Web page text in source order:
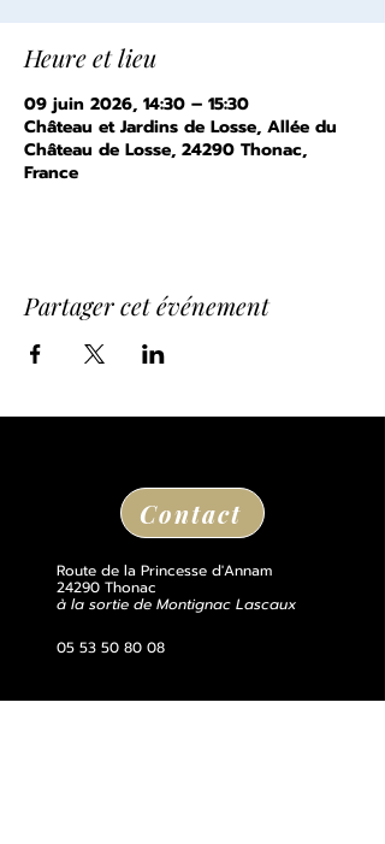
Heure et lieu
09 juin 2026, 14:30 – 15:30
Château et Jardins de Losse, Allée du
Château de Losse, 24290 Thonac,
France
Partager cet événement
Contact
Route de la Princesse d'Annam
24290 Thonac
à la sortie de Montignac Lascaux
05 53 50 80 08
losse@chateaudelosse.com